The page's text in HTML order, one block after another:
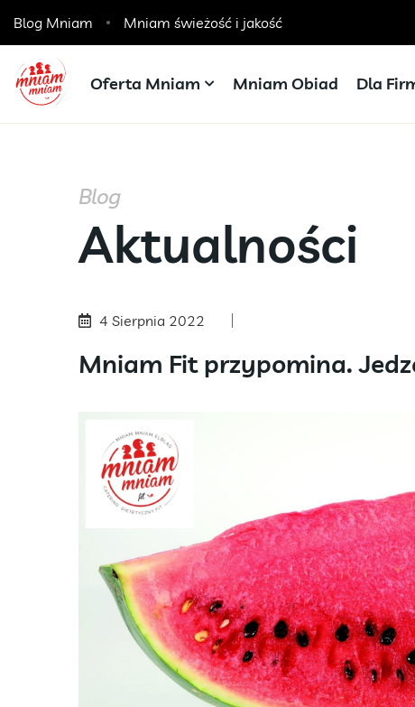
Blog Mniam Mniam świeżość i jakość
Domowe obiady w Elblągu 33 zł zestaw
Oferta Mniam Mniam Obiad Dla
Blog
Aktualności
4 Sierpnia 2022
Mniam Fit przypomina.